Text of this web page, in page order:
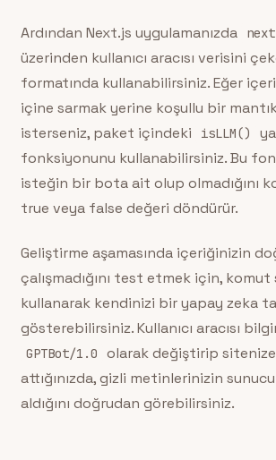
Ardından Next.js uygulamanızda
üzerinden kullanıcı aracısı verisini
formatında kullanabilirsiniz. Eğer
içine sarmak yerine koşullu bir
isterseniz, paket içindeki
isLLM()
fonksiyonunu kullanabilirsiniz. Bu
isteğin bir bota ait olup olmadığını
true veya false değeri döndürür.
Geliştirme aşamasında içeriğinizin
çalışmadığını test etmek için, komut
kullanarak kendinizi bir yapay zeka
gösterebilirsiniz. Kullanıcı aracısı
GPTBot/1.0
olarak değiştirip
attığınızda, gizli metinlerinizin
aldığını doğrudan görebilirsiniz.